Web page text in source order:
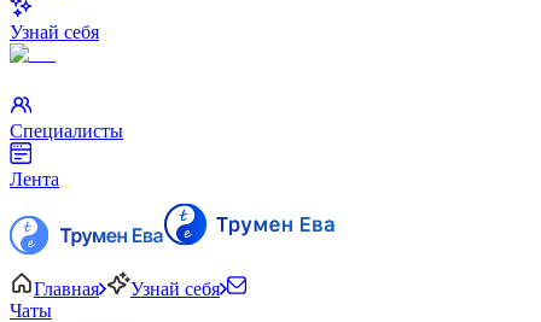
Узнай себя
Специалисты
Лента
Главная
Узнай себя
Чаты